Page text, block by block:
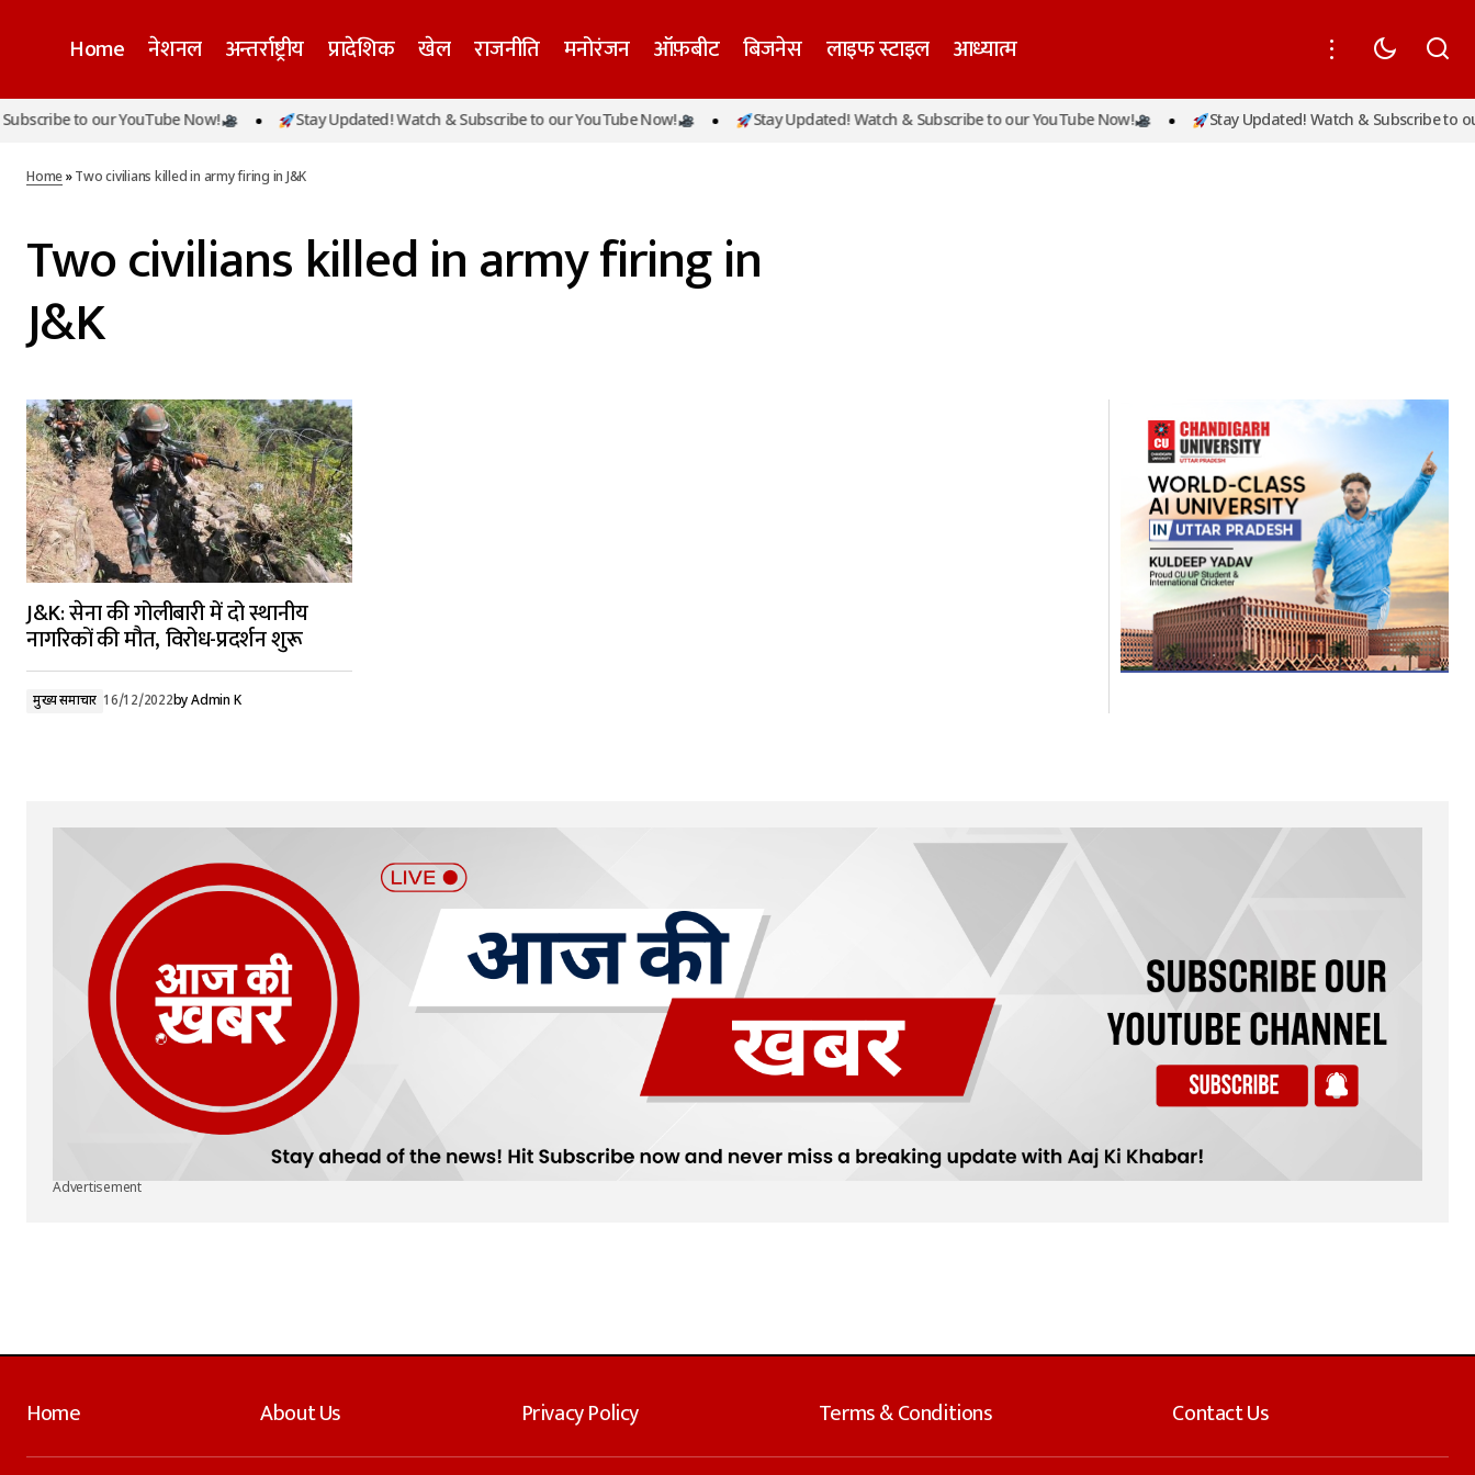
Home नेशनल अन्तर्राष्ट्रीय प्रादेशिक खेल राजनीति मनोरंजन ऑफ़बीट बिजनेस लाइफ स्टाइल आध्यात्म
to our YouTube Now! Stay Updated! Watch & Subscribe to our YouTube Now! Stay Updated! Watch & Subscribe to our YouTube Now! Stay Updated! Watch & Subscribe to our
Home»Two civilians killed in army firing in J&K
Two civilians killed in army firing in
J&K
J&K: सेना की गोलीबारी में दो स्थानीय
नागरिकों की मौत, विरोध-प्रदर्शन शुरू
मुख्य समाचार 16/12/2022byAdmin K
Advertisement
Home About Us Privacy Policy Terms & Conditions Contact Us